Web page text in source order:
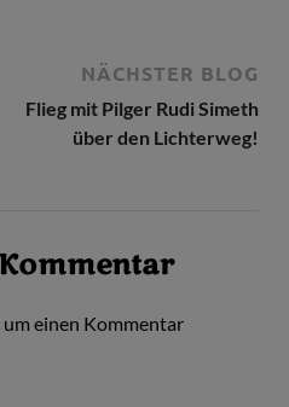
NÄCHSTER BLOG
Flieg mit Pilger Rudi Simeth
über den Lichterweg!
um einen Kommentar